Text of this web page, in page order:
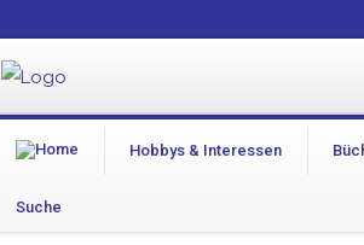
Hobbys & Interessen
Suche